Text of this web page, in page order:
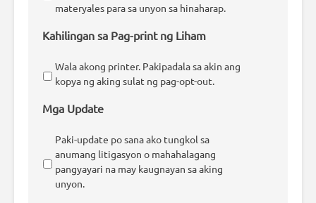
materyales para sa unyon sa hinaharap.
Kahilingan sa Pag-print ng Liham
Wala akong printer. Pakipadala sa akin ang
kopya ng aking sulat ng pag-opt-out.
Mga Update
Paki-update po sana ako tungkol sa
anumang litigasyon o mahahalagang
pangyayari na may kaugnayan sa aking
unyon.